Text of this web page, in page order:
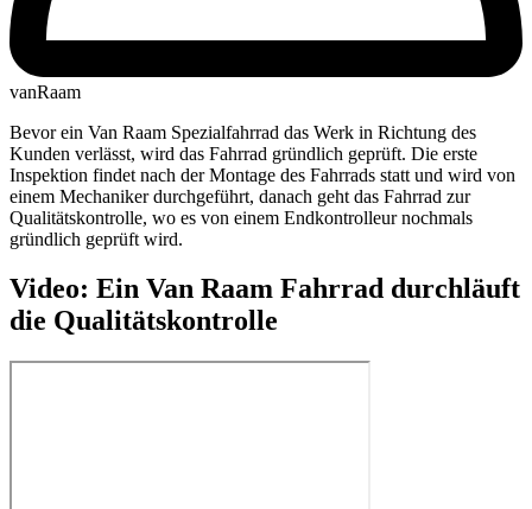
vanRaam
Bevor ein Van Raam Spezialfahrrad das Werk in Richtung des
Kunden verlässt, wird das Fahrrad gründlich geprüft. Die erste
Inspektion findet nach der Montage des Fahrrads statt und wird von
einem Mechaniker durchgeführt, danach geht das Fahrrad zur
Qualitätskontrolle, wo es von einem Endkontrolleur nochmals
gründlich geprüft wird.
Video: Ein Van Raam Fahrrad durchläuft
die Qualitätskontrolle